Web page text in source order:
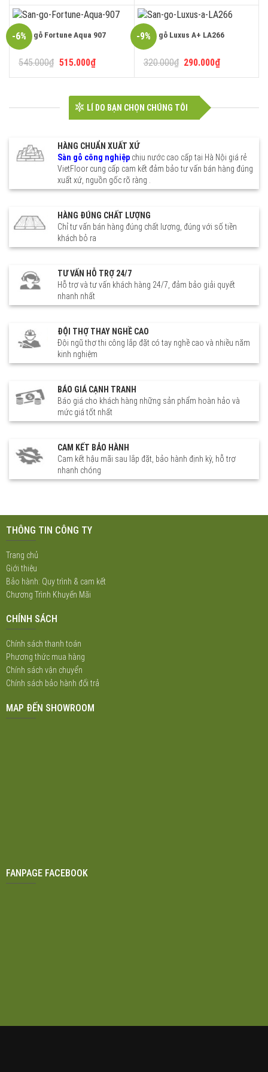
là:
360.000₫.
tại
là:
330.000₫.
là:
300.000₫.
tại
là:
-6%Sàn gỗ Fortune Aqua 907
545.000₫ Giá
là:
515.000₫Giá
tại
-9%Sàn gỗ Luxus A+ LA266
320.000₫ Giá
là:
290.000₫
tại
LÍ DO BẠN CHỌN CHÚNG TÔI
HÀNG CHUẨN XUẤT XỨ
Sàn gỗ công nghiệp chịu nước cao cấp tại Hà Nội giá rẻ
VietFloor cung cấp cam kết đảm bảo tư vấn bán hàng đúng
xuất xứ, nguồn gốc rõ ràng .
HÀNG ĐÚNG CHẤT LƯỢNG
Chỉ tư vấn bán hàng đúng chất lượng, đúng với số tiền
khách bỏ ra
TƯ VẤN HỖ TRỢ 24/7
Hỗ trợ và tư vấn khách hàng 24/7, đảm bảo giải quyết
nhanh nhất
ĐỘI THỢ THAY NGHỀ CAO
Đội ngũ thợ thi công lắp đặt có tay nghề cao và nhiều năm
kinh nghiệm
BÁO GIÁ CẠNH TRANH
Báo giá cho khách hàng những sản phẩm hoàn hảo và
mức giá tốt nhất
CAM KẾT BẢO HÀNH
Cam kết hậu mãi sau lắp đặt, bảo hành định kỳ, hỗ trợ
nhanh chóng
THÔNG TIN CÔNG TY
Trang chủ
Giới thiệu
Bảo hành: Quy trình & cam kết
Chương Trình Khuyến Mãi
CHÍNH SÁCH
Chính sách thanh toán
Phương thức mua hàng
Chính sách vận chuyển
Chính sách bảo hành đổi trả
MAP ĐẾN SHOWROOM
FANPAGE FACEBOOK